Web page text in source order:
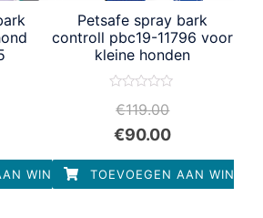
WINKELWAGEN
Petsafe spray bark
controll pbc19-11796 voor
kleine honden
5
€119.00
€90.00
TOEVOEGEN AAN